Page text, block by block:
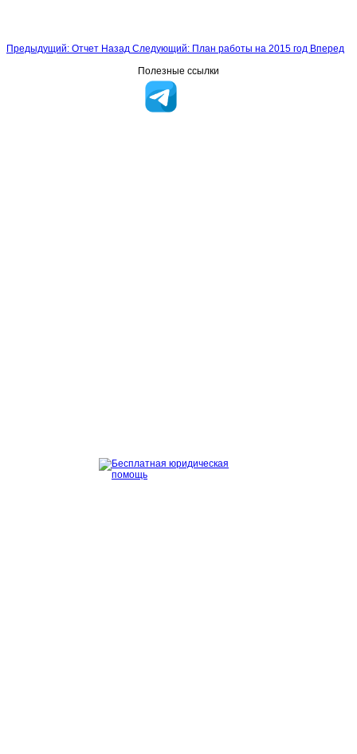
Предыдущий: Отчет Назад Следующий: План работы на 2015 год Вперед
Полезные ссылки